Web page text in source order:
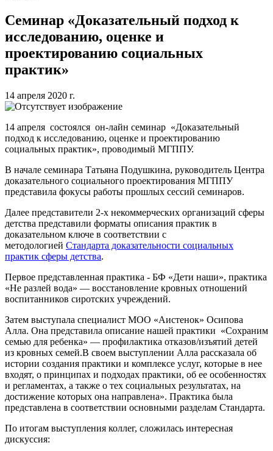
Семинар «Доказательный подход к
исследованию, оценке и
проектированию социальных
практик»
14 апреля 2020 г.
14 апреля состоялся он-лайн семинар «Доказательный
подход к исследованию, оценке и проектированию
социальных практик», проводимый МГППУ.
В начале семинара Татьяна Подушкина, руководитель Центра
доказательного социального проектирования МГППУ
представила фокусы работы прошлых сессий семинаров.
Далее представители 2-х некоммерческих организаций сферы
детства представили форматы описания практик в
доказательном ключе в соответствии с
методологией Стандарта доказательности социальных
практик сферы детства.
Первое представленная практика - БФ «Дети наши», практика
«Не разлей вода» — восстановление кровных отношений
воспитанников сиротских учреждений.
Затем выступала специалист МОО «Аистенок» Осипова
Алла. Она представила описание нашей практики «Сохраним
семью для ребенка» — профилактика отказов/изъятий детей
из кровных семей.В своем выступлении Алла рассказала об
истории создания практики и комплексе услуг, которые в нее
входят, о принципах и подходах практики, об ее особенностях
и регламентах, а также о тех социальных результатах, на
достижение которых она направлена». Практика была
представлена в соответствии основными разделам Стандарта.
По итогам выступления коллег, сложилась интересная
дискуссия: